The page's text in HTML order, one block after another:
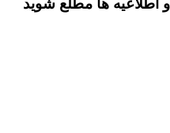
اطلاعیه ها مطلع شوید